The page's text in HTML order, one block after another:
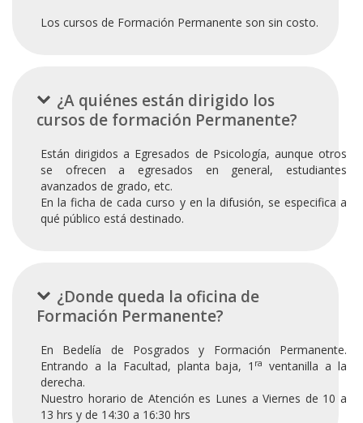
Los cursos de Formación Permanente son sin costo.
¿A quiénes están dirigido los
cursos de formación Permanente?
Están dirigidos a Egresados de Psicología, aunque otros
se ofrecen a egresados en general, estudiantes
avanzados de grado, etc.
En la ficha de cada curso y en la difusión, se especifica a
qué público está destinado.
¿Donde queda la oficina de
Formación Permanente?
En Bedelía de Posgrados y Formación Permanente.
Entrando a la Facultad, planta baja, 1 ra
ventanilla a la
derecha.
Nuestro horario de Atención es Lunes a Viernes de 10 a
13 hrs y de 14:30 a 16:30 hrs